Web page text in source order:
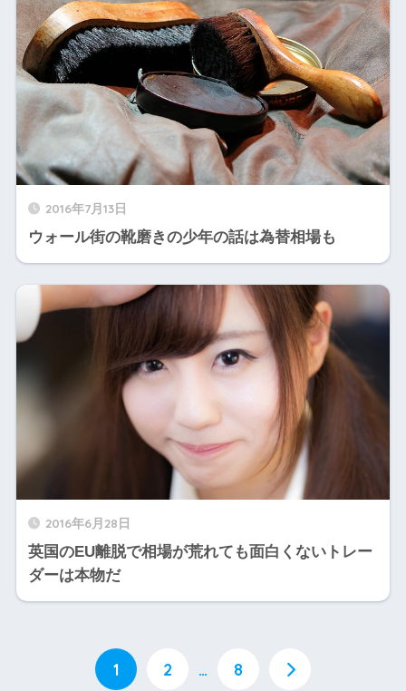
2016年7月13日
ウォール街の靴磨きの少年の話は為替相場も
2016年6月28日
英国のEU離脱で相場が荒れても面白くないトレー
ダーは本物だ
1 2 … 8